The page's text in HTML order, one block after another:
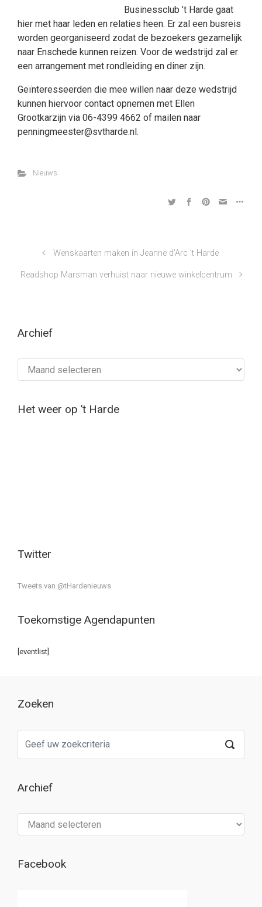
Businessclub ’t Harde gaat
hier met haar leden en relaties heen. Er zal een busreis
worden georganiseerd zodat de bezoekers gezamelijk
naar Enschede kunnen reizen. Voor de wedstrijd zal er
een arrangement met rondleiding en diner zijn.
Geïnteresseerden die mee willen naar deze wedstrijd
kunnen hiervoor contact opnemen met Ellen
Grootkarzijn via 06-4399 4662 of mailen naar
penningmeester@svtharde.nl.
Nieuws
Wenskaarten maken in Jeanne d’Arc ’t Harde
Readshop Marsman verhuist naar nieuwe winkelcentrum
Archief
Het weer op ’t Harde
Twitter
Tweets van @tHardenieuws
Toekomstige Agendapunten
[eventlist]
Zoeken
Archief
Facebook